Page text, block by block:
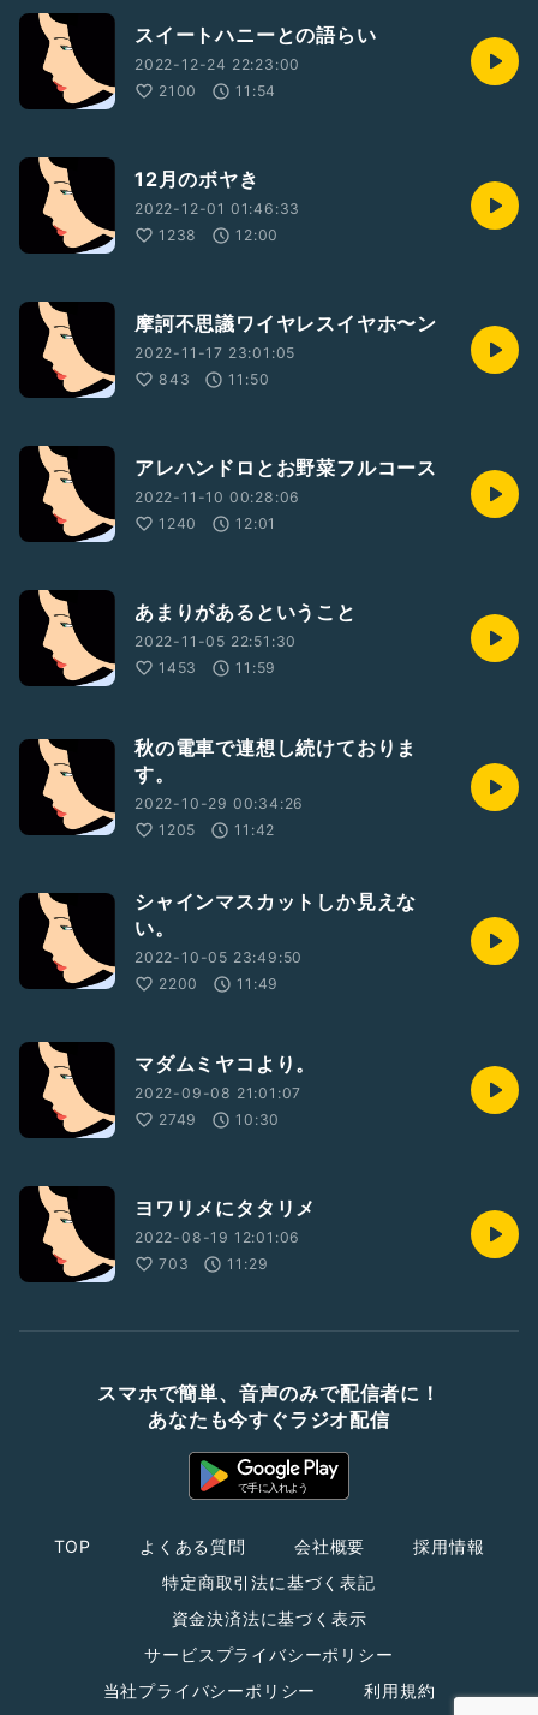
スイートハニーとの語らい
2022-12-24 22:23:00
2100
11:54
12月のボヤき
2022-12-01 01:46:33
1238
12:00
摩訶不思議ワイヤレスイヤホ〜ン
2022-11-17 23:01:05
843
11:50
アレハンドロとお野菜フルコース
2022-11-10 00:28:06
1240
12:01
あまりがあるということ
2022-11-05 22:51:30
1453
11:59
秋の電車で連想し続けておりま
す。
2022-10-29 00:34:26
1205
11:42
シャインマスカットしか見えな
い。
2022-10-05 23:49:50
2200
11:49
マダムミヤコより。
2022-09-08 21:01:07
2749
10:30
ヨワリメにタタリメ
2022-08-19 12:01:06
703
11:29
スマホで簡単、音声のみで配信者に！
あなたも今すぐラジオ配信
TOP よくある質問 会社概要
採用情報
特定商取引法に基づく表記
資金決済法に基づく表示
サービスプライバシーポリシー
当社プライバシーポリシー
利用規約